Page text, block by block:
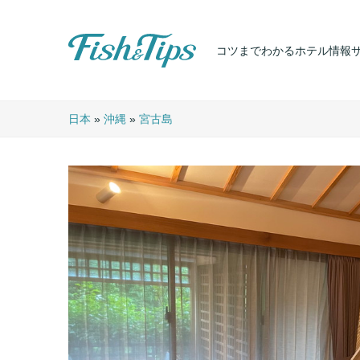
コツまでわかるホテル情報
日本 » 沖縄 » 宮古島